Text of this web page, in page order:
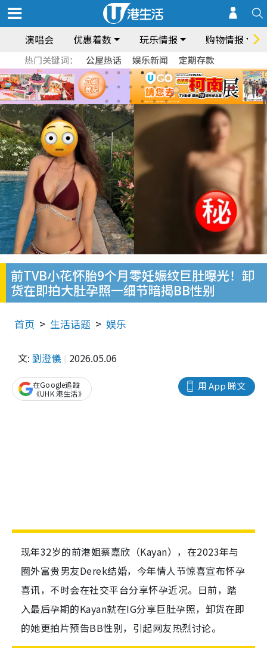
演唱会 优惠着数 玩乐情报 购物情报
热门关键词： 公屋热话 娱乐新闻 定期存款
前TVB小花怀胎9个月零妊娠纹巨肚曝光！卸
货在即拍大肚孕照一细节暗揭BB性别
首页 生活话题 娱乐
文: 劉澄儀 2026.05.06
用 App 睇文
在Google追蹤
《UHK 港生活》
现年32岁的前港姐蔡嘉欣（Kayan），在2023年与
圈外富贵男友Derek结婚，今年情人节惊喜宣布怀孕
喜讯，不时会在社交平台分享怀孕近况。日前，踏
入最后孕期的Kayan就在IG分享巨肚孕照，卸货在即
的她更拍片预告BB性别，引起网友热烈讨论。